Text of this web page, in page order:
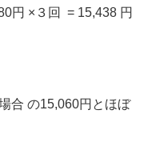
円 ×３回 = 15,438 円
合 の15,060円とほぼ